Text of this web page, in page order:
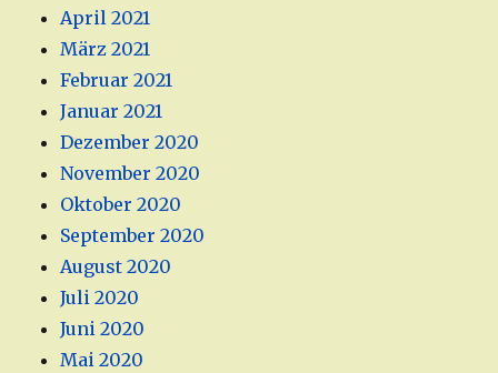
April 2021
März 2021
Februar 2021
Januar 2021
Dezember 2020
November 2020
Oktober 2020
September 2020
August 2020
Juli 2020
Juni 2020
Mai 2020